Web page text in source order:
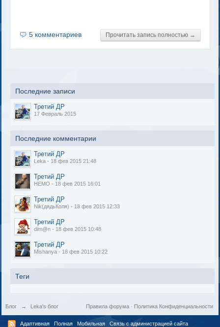
Прочитать запись полностью →
5 комментариев
Последние записи
Третий ДР
17 Февраль 2015
Последние комментарии
Третий ДР
Leka - 18 фев 2015 21:48
Третий ДР
НЕМО - 18 фев 2015 16:01
Третий ДР
Nik(дядьКоля) - 18 фев 2015 12:33
Третий ДР
dim@n - 18 фев 2015 10:48
Третий ДР
Mishanya - 18 фев 2015 10:22
Теги
Блог → Leka's блог Политика Конфиденциальности
Правила форума·
Адаптивная Полная Мобильная Связь с администрацией сайта